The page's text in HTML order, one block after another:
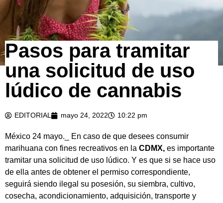
Pasos para tramitar
una solicitud de uso
lúdico de cannabis
EDITORIAL mayo 24, 2022 10:22 pm
México 24 mayo._ En caso de que desees consumir
marihuana con fines recreativos en la CDMX, es importante
tramitar una solicitud de uso lúdico. Y es que si se hace uso
de ella antes de obtener el permiso correspondiente,
seguirá siendo ilegal su posesión, su siembra, cultivo,
cosecha, acondicionamiento, adquisición, transporte y